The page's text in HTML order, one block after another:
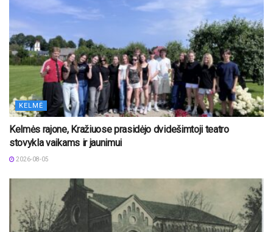
KELMĖ
Kelmės rajone, Kražiuose prasidėjo dvidešimtoji teatro
stovykla vaikams ir jaunimui
2026-08-05